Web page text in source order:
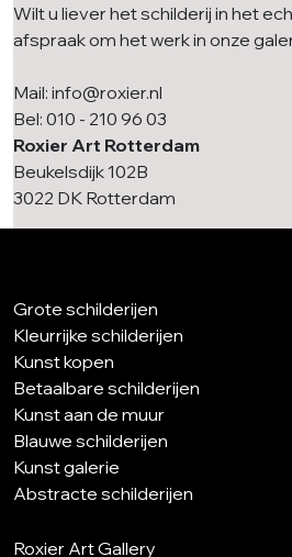
Wilt u liever het schilderij in het
afspraak om het werk in onze
Mail: info@roxier.nl
Bel: 010 - 210 96 03
Roxier Art Rotterdam
Beukelsdijk 102B
3022 DK Rotterdam
Grote schilderijen
Kleurrijke schilderijen
Kunst kopen
Betaalbare schilderijen
Kunst aan de muur
Blauwe schilderijen
Kunst galerie
Abstracte schilderijen
Roxier Art Gallery